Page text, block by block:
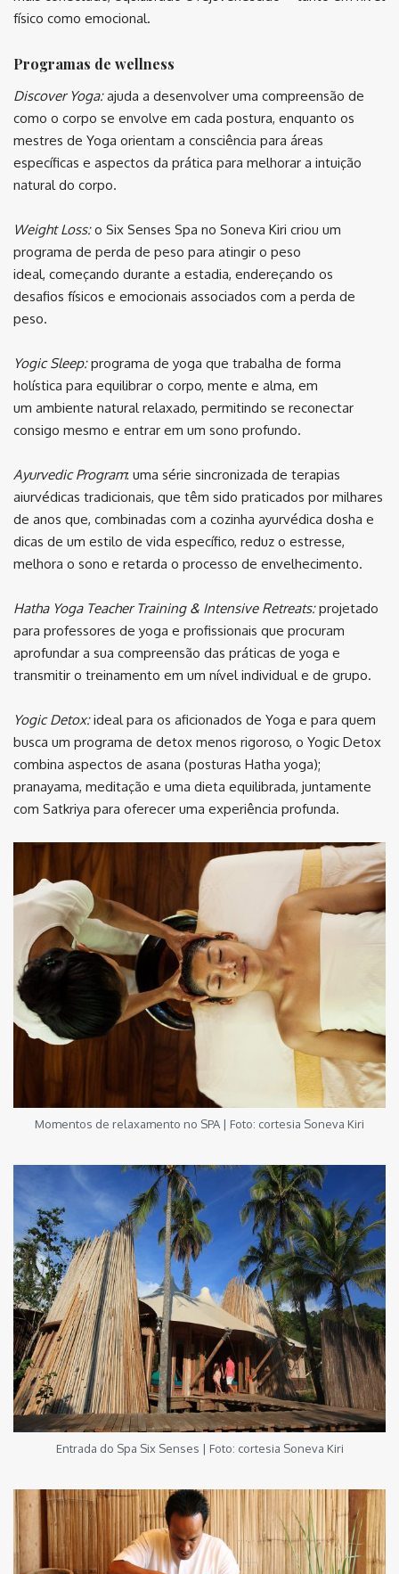
físico como emocional.
Programas de wellness
Discover Yoga:ajuda a desenvolver uma compreensão de
como o corpo se envolve em cada postura, enquanto os
mestres de Yoga orientam a consciência para áreas
específicas e aspectos da prática para melhorar a intuição
natural do corpo.
Weight Loss:o Six Senses Spa no Soneva Kiri criou um
programa de perda de peso para atingir o peso
ideal, começando durante a estadia, endereçando os
desafios físicos e emocionais associados com a perda de
peso.
Yogic Sleep:programa de yoga que trabalha de forma
holística para equilibrar o corpo, mente e alma, em
um ambiente natural relaxado, permitindo se reconectar
consigo mesmo e entrar em um sono profundo.
Ayurvedic Program: uma série sincronizada de terapias
aiurvédicas tradicionais, que têm sido praticados por milhares
de anos que, combinadas com a cozinha ayurvédica dosha e
dicas de um estilo de vida específico, reduz o estresse,
melhora o sono e retarda o processo de envelhecimento.
Hatha Yoga Teacher Training & Intensive Retreats:projetado
para professores de yoga e profissionais que procuram
aprofundar a sua compreensão das práticas de yoga e
transmitir o treinamento em um nível individual e de grupo.
Yogic Detox:ideal para os aficionados de Yoga e para quem
busca um programa de detox menos rigoroso, o Yogic Detox
combina aspectos de asana (posturas Hatha yoga);
pranayama, meditação e uma dieta equilibrada, juntamente
com Satkriya para oferecer uma experiência profunda.
Momentos de relaxamento no SPA | Foto: cortesia Soneva Kiri
Entrada do Spa Six Senses | Foto: cortesia Soneva Kiri